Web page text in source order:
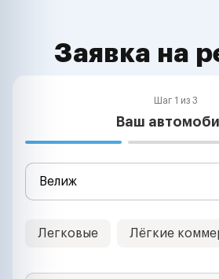
Заявка на
Шаг 1 из 3
Ваш
Легковые Лёгкие